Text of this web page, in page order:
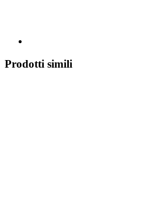
Prodotti simili